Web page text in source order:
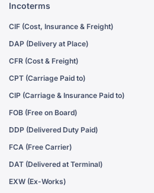
Incoterms
CIF (Cost, Insurance & Freight)
DAP (Delivery at Place)
CFR (Cost & Freight)
CPT (Carriage Paid to)
CIP (Carriage & Insurance Paid to)
FOB (Free on Board)
DDP (Delivered Duty Paid)
FCA (Free Carrier)
DAT (Delivered at Terminal)
EXW (Ex-Works)